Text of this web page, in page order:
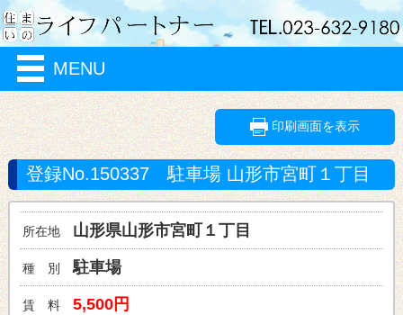
MENU
印刷画面を表示
登録No.150337 宮町１丁目
所在地 宮町１丁目
種 別
賃 料 5,500円